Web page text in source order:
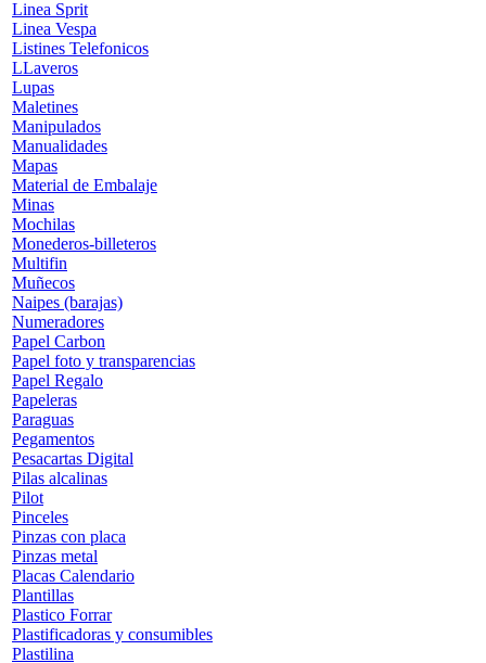
Linea Sprit
Linea Vespa
Listines Telefonicos
LLaveros
Lupas
Maletines
Manipulados
Manualidades
Mapas
Material de Embalaje
Minas
Mochilas
Monederos-billeteros
Multifin
Muñecos
Naipes (barajas)
Numeradores
Papel Carbon
Papel foto y transparencias
Papel Regalo
Papeleras
Paraguas
Pegamentos
Pesacartas Digital
Pilas alcalinas
Pilot
Pinceles
Pinzas con placa
Pinzas metal
Placas Calendario
Plantillas
Plastico Forrar
Plastificadoras y consumibles
Plastilina